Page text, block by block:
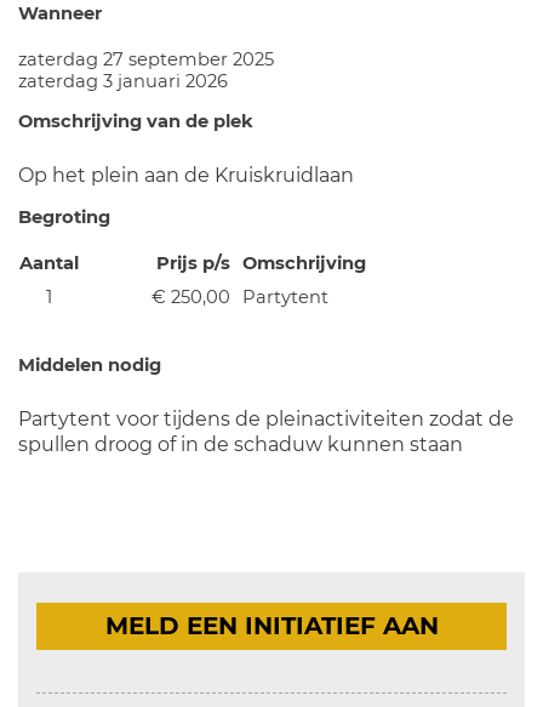
Wanneer
zaterdag 27 september 2025
zaterdag 3 januari 2026
Omschrijving van de plek
Op het plein aan de Kruiskruidlaan
Begroting
Aantal Prijs p/s Omschrijving
1
€ 250,00 Partytent
Middelen nodig
Partytent voor tijdens de pleinactiviteiten zodat de
spullen droog of in de schaduw kunnen staan
MELD EEN INITIATIEF AAN